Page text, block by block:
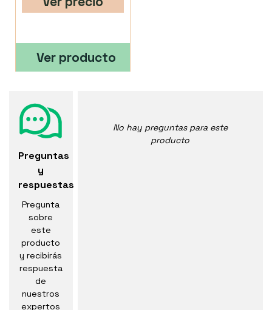
Ver producto
Preguntas
y
respuestas
Pregunta
sobre
este
producto
y recibirás
respuesta
de
nuestros
expertos
No hay preguntas para este
producto